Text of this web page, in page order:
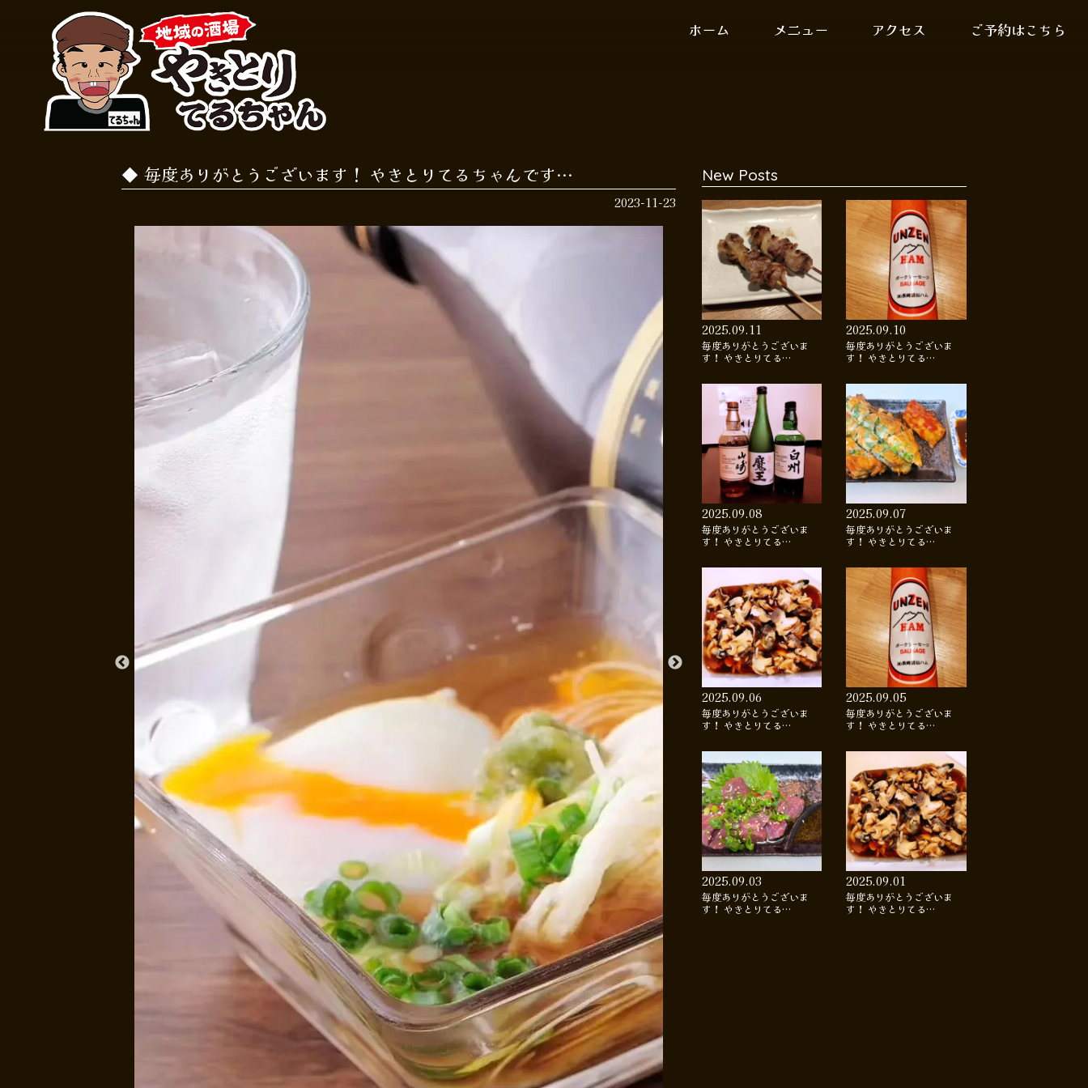
ホーム メニュー アクセス ご予約はこちら
毎度ありがとうございます！ やきとりてるちゃんです…
2023-11-23
New Posts
2025.09.11
毎度ありがとうございま
す！ やきとりてる…
2025.09.10
毎度ありがとうございま
す！ やきとりてる…
2025.09.08
毎度ありがとうございま
す！ やきとりてる…
2025.09.07
毎度ありがとうございま
す！ やきとりてる…
2025.09.06
毎度ありがとうございま
す！ やきとりてる…
2025.09.05
毎度ありがとうございま
す！ やきとりてる…
2025.09.03
毎度ありがとうございま
す！ やきとりてる…
2025.09.01
毎度ありがとうございま
す！ やきとりてる…